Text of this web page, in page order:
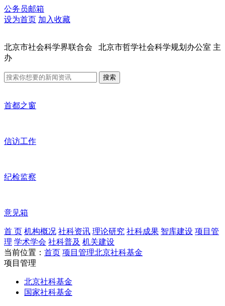
公务员邮箱
设为首页 加入收藏
北京市社会科学界联合会 北京市哲学社会科学规划办公室 主
办
搜索
首都之窗
信访工作
纪检监察
意见箱
首 页 机构概况 社科资讯 理论研究 社科成果 智库建设 项目管
理 学术学会 社科普及 机关建设
当前位置： 首页 项目管理北京社科基金
项目管理
北京社科基金
国家社科基金